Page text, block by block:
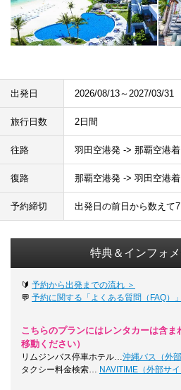
出発日 2026/08/13～2027/03/31
旅行日数 2日間
往路 羽田空港発 -> 那覇空港着
復路 那覇空港発 -> 羽田空港着
予約締切 出発日の前日から数えて
特典＆インフォ
🔰 予約から出発までの流れ ＞
💬 予約に関する「よくある質問（FAQ）
こちらのプランにはレンタカーは含
移動ください）
リムジンバス停車ホテル… 沖縄バス（外
タクシー料金検索… NAVITIME（外部サイ